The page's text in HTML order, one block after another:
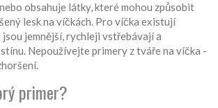
obsahuje látky, které mohou způsobit
lesk na víčkách. Pro víčka existují
jemnější, rychleji vstřebávají a
Nepoužívejte primery z tváře na víčka -
primer?